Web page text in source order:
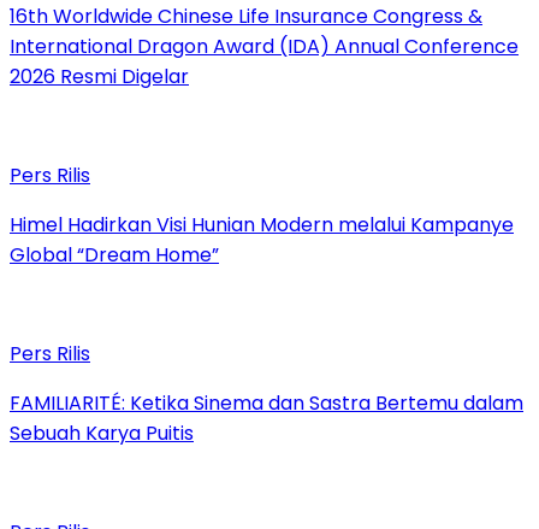
16th Worldwide Chinese Life Insurance Congress &
International Dragon Award (IDA) Annual Conference
2026 Resmi Digelar
Pers Rilis
Himel Hadirkan Visi Hunian Modern melalui Kampanye
Global “Dream Home”
Pers Rilis
FAMILIARITÉ: Ketika Sinema dan Sastra Bertemu dalam
Sebuah Karya Puitis